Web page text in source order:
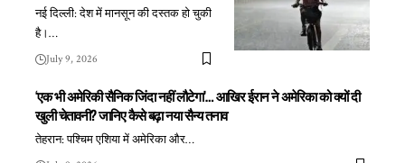
नई दिल्ली: देश में मानसून की दस्तक हो चुकी
है।…
July 9, 2026
‘एक भी अमेरिकी सैनिक जिंदा नहीं लौटेगा’… आखिर ईरान ने अमेरिका को क्यों दी
खुली चेतावनी? जानिए कैसे बढ़ा नया सैन्य तनाव
तेहरान: पश्चिम एशिया में अमेरिका और…